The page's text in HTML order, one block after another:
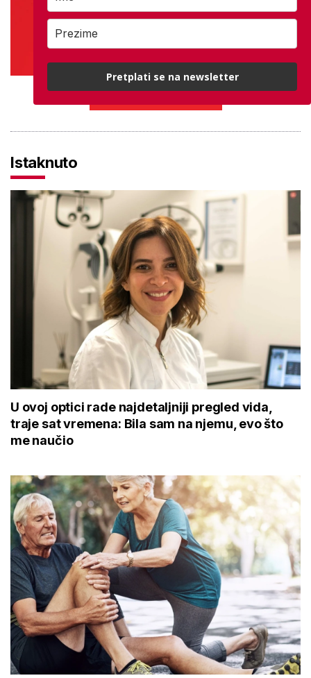
Istaknuto
U ovoj optici rade najdetaljniji pregled vida,
traje sat vremena: Bila sam na njemu, evo što
me naučio
Pretplati se na newsletter